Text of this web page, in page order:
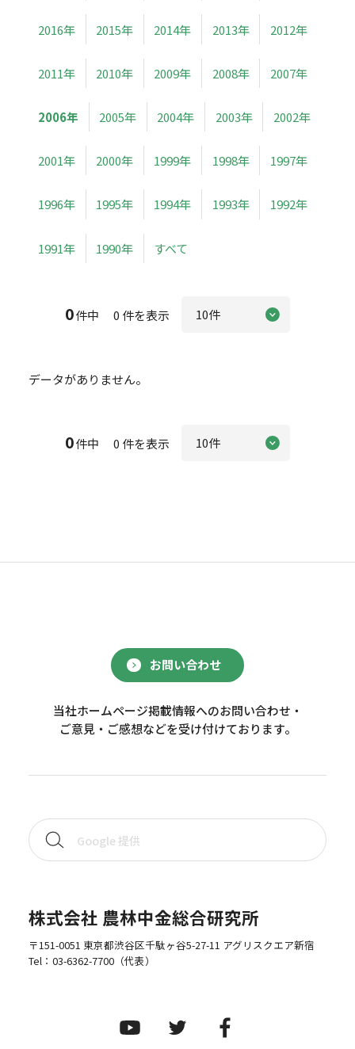
2016年 2015年 2014年 2013年 2012年
2011年 2010年 2009年 2008年 2007年
2006年 2005年 2004年 2003年 2002年
2001年 2000年 1999年 1998年 1997年
1996年 1995年 1994年 1993年 1992年
1991年 1990年 すべて
0件中 0 件を表示
データがありません。
0件中 0 件を表示
お問い合わせ
当社ホームページ掲載情報へのお問い合わせ・
ご意見・ご感想などを受け付けております。
株式会社 農林中金総合研究所
〒151-0051 東京都渋谷区千駄ヶ谷5-27-11 アグリスクエア新宿
Tel： 03-6362-7700（代表）